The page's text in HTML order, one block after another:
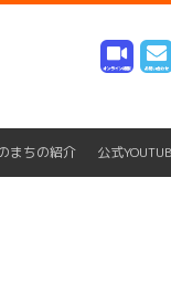
Skip
toまちの紹介 公式